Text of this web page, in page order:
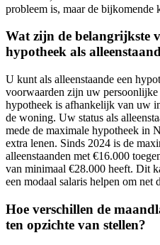
probleem is, maar de bijkomende
Wat zijn de belangrijkste
hypotheek als
U kunt als alleenstaande een
voorwaarden zijn uw
hypotheek is afhankelijk van uw
de woning. Uw status als
mede de maximale hypotheek in
extra lenen. Sinds 2024 is de
alleenstaanden met €16.000
van minimaal €28.000 heeft. Dit
een modaal salaris helpen om net
Hoe verschillen de
ten opzichte van stellen?